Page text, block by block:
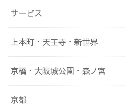
サービス
上本町・天王寺・新世界
京橋・大阪城公園・森ノ宮
京都